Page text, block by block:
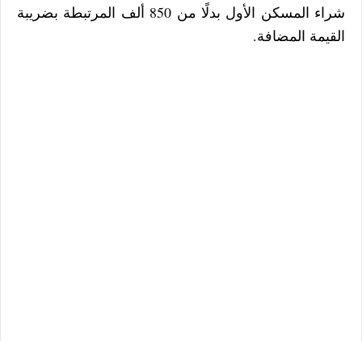
شراء المسكن الأول بدلًا من 850 ألف المرتبطة بضريبة
القيمة المضافة.